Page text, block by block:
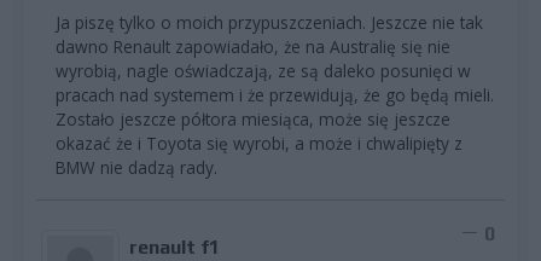
Ja piszę tylko o moich przypuszczeniach. Jeszcze nie tak
dawno Renault zapowiadało, że na Australię się nie
wyrobią, nagle oświadczają, ze są daleko posunięci w
pracach nad systemem i że przewidują, że go będą mieli.
Zostało jeszcze półtora miesiąca, może się jeszcze
okazać że i Toyota się wyrobi, a może i chwalipięty z
BMW nie dadzą rady.
renault f1
0